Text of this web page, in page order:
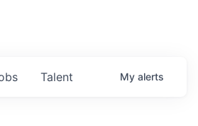
Talent My alerts